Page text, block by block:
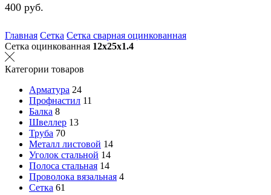
400 руб.
Главная Сетка Сетка сварная оцинкованная
Сетка оцинкованная 12х25х1.4
Категории товаров
Арматура 24
Профнастил 11
Балка 8
Швеллер 13
Труба 70
Металл листовой 14
Уголок стальной 14
Полоса стальная 14
Проволока вязальная 4
Сетка 61